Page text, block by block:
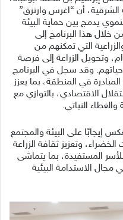
الشرقية، أن “اغرس وارتزق”
يدمج بين حماية البيئة
هذا البرنامج إلى
التي تمكنهم من
وتحويل الزراعة إلى فرصة
وقد سجل في البرنامج
في المنطقة، بما يعزز
الاقتصادي، بالتوازي مع
النباتي.
إيجابًا على البيئة والمجتمع
وتعزيز ثقافة الزراعة
المستفيدة، بما يتماشى
رؤية المملكة 2030 في مجال الاستدامة البيئية